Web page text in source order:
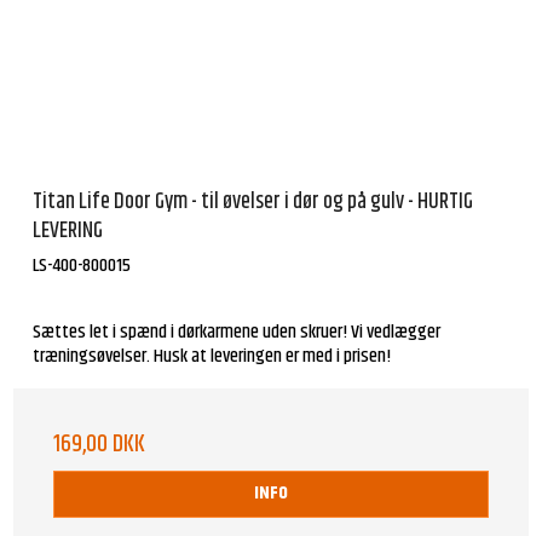
Titan Life Door Gym - til øvelser i dør og på gulv - HURTIG
LEVERING
LS-400-800015
Sættes let i spænd i dørkarmene uden skruer! Vi vedlægger
træningsøvelser. Husk at leveringen er med i prisen!
169,00 DKK
INFO